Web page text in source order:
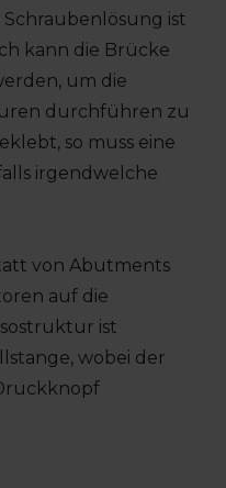
ist
kann die Brücke
um die
durchführen zu
so muss eine
irgendwelche
von Abutments
auf die
ist
wobei der